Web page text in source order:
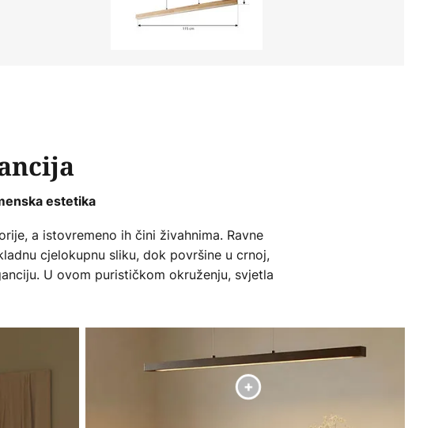
estetika
a istovremeno ih čini živahnima. Ravne
cjelokupnu sliku, dok površine u crnoj,
U ovom purističkom okruženju, svjetla